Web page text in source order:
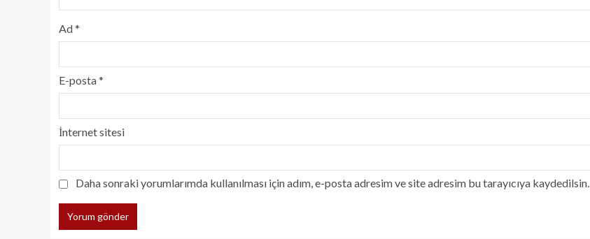
Ad*
E-posta*
İnternet sitesi
Daha sonraki yorumlarımda kullanılması için adım, e-posta adresim ve site adresim bu tarayıcıya kaydedilsin.